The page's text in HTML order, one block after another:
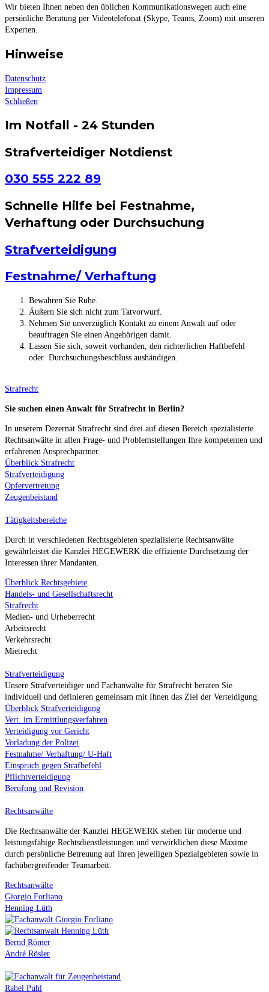
Wir bieten Ihnen neben den üblichen Kommunikationswegen auch eine
persönliche Beratung per Videotelefonat (Skype, Teams, Zoom) mit unseren
Experten.
Hinweise
Datenschutz
Impressum
Schließen
Im Notfall - 24 Stunden
Strafverteidiger Notdienst
030 555 222 89
Schnelle Hilfe bei Festnahme,
Verhaftung oder Durchsuchung
Strafverteidigung
Festnahme/ Verhaftung
Bewahren Sie Ruhe.
Äußern Sie sich nicht zum Tatvorwurf.
Nehmen Sie unverzüglich Kontakt zu einem Anwalt auf oder
beauftragen Sie einen Angehörigen damit.
Lassen Sie sich, soweit vorhanden, den richterlichen Haftbefehl
oder Durchsuchungsbeschluss aushändigen.
Strafrecht
Sie suchen einen Anwalt für Strafrecht in Berlin?
In unserem Dezernat Strafrecht sind drei auf diesen Bereich spezialisierte
Rechtsanwälte in allen Frage- und Problemstellungen Ihre kompetenten und
erfahrenen Ansprechpartner.
Überblick Strafrecht
Strafverteidigung
Opfervertretung
Zeugenbeistand
Tätigkeitsbereiche
Durch in verschiedenen Rechtsgebieten spezialisierte Rechtsanwälte
gewährleistet die Kanzlei HEGEWERK die effiziente Durchsetzung der
Interessen ihrer Mandanten.
Überblick Rechtsgebiete
Handels- und Gesellschaftsrecht
Strafrecht
Medien- und Urheberrecht
Arbeitsrecht
Verkehrsrecht
Mietrecht
Strafverteidigung
Unsere Strafverteidiger und Fachanwälte für Strafrecht beraten Sie
individuell und definieren gemeinsam mit Ihnen das Ziel der Verteidigung.
Überblick Strafverteidigung
Vert. im Ermittlungsverfahren
Verteidigung vor Gericht
Vorladung der Polizei
Festnahme/ Verhaftung/ U-Haft
Einspruch gegen Strafbefehl
Pflichtverteidigung
Berufung und Revision
Rechtsanwälte
Die Rechtsanwälte der Kanzlei HEGEWERK stehen für moderne und
leistungsfähige Rechtsdienstleistungen und verwirklichen diese Maxime
durch persönliche Betreuung auf ihren jeweiligen Spezialgebieten sowie in
fachübergreifender Teamarbeit.
Rechtsanwälte
Giorgio Forliano
Henning Lüth
Bernd Römer
André Rösler
Rahel Puhl